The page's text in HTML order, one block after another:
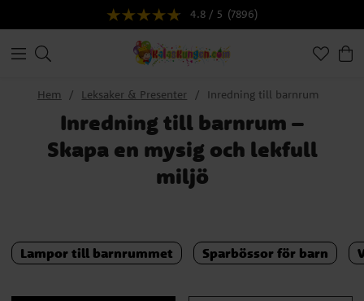
4.8 / 5 (7896)
Hem Leksaker & Presenter Inredning till barnrum
Inredning till barnrum –
Skapa en mysig och lekfull
miljö
Lampor till barnrummet Sparbössor för barn